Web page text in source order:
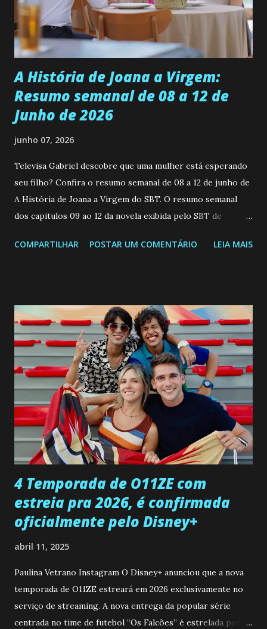
empática. Detesta injustiças e é uma ótima amiga. Pode ser
teimosa e muito persistente quando decide fazer algo.
Durante um exame ginecológico, ela é inseminada por eng...
A História de Joana a Virgem:
Resumo semanal de 08 a 12 de
Junho de 2026
junho 07, 2026
Televisa Gabriel descobre que uma mulher está esperando
seu filho? Confira o resumo semanal de 08 a 12 de junho de
A História de Joana a Virgem do SBT. O resumo semanal
dos capitulos 09 ao 12 da novela exibida pelo SBT de
a Programação Semanal do SBT de 08/06/26 a 14/06/26
confessa a Gabriel que ele demonstrou ser o tipo de
pessoa que ela tanto desejou durante toda a vida. Camila
entra no quarto de Gabriel e imagina como seria o
encontro deles, quando conseguir seduzi-lo. Manuel avisa a
Paula sobre a suposta infidelidade de Gabriel com Joana.
Rogerio consegue se livrar de todas as suspeitas pelo
desaparecimento de Francisco, apontando que ele poderia
ter sido vítima da fúria de Gabriel. Artur informa a Gabriel
que a clínica inseminou por engano outra paciente, que está
...
COMPARTILHAR POSTAR UM COMENTÁRIO LEIA MAIS
4 Temporada de O11ZE com
estreia pra 2026, é confirmada
oficialmente pelo Disney+
abril 11, 2025
Paulina Vetrano Instagram O Disney+ anunciou que a nova
temporada de O11ZE estreará em 2026 exclusivamente no
serviço de streaming. A nova entrega da popular série
centrada no time de futebol “Os Falcões” é estrelada por